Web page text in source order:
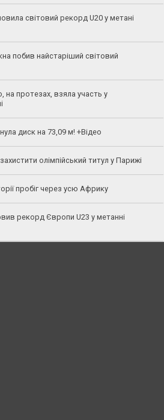
світовий рекорд U20 у метані
побив найстаріший світовий
на протезах, взяла участь у
диск на 73,09 м! +Відео
олімпійський титул у Парижі
пробіг через усю Африку
рекорд Європи U23 у метанні